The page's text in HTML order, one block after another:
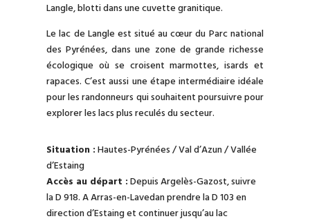
Langle, blotti dans une cuvette granitique.
Le lac de Langle est situé au cœur du Parc national
des Pyrénées, dans une zone de grande richesse
écologique où se croisent marmottes, isards et
rapaces. C’est aussi une étape intermédiaire idéale
pour les randonneurs qui souhaitent poursuivre pour
explorer les lacs plus reculés du secteur.
Situation : Hautes-Pyrénées / Val d’Azun / Vallée
d’Estaing
Accès au départ : Depuis Argelès-Gazost, suivre
la D 918. A Arras-en-Lavedan prendre la D 103 en
direction d’Estaing et continuer jusqu’au lac